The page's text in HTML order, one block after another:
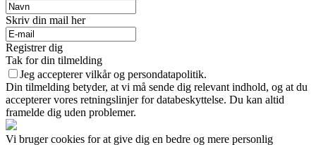
Skriv din mail her
Registrer dig
Tak for din tilmelding
Jeg accepterer vilkår og persondatapolitik.
Din tilmelding betyder, at vi må sende dig relevant indhold, og at du
accepterer vores retningslinjer for databeskyttelse. Du kan altid
framelde dig uden problemer.
Vi bruger cookies for at give dig en bedre og mere personlig